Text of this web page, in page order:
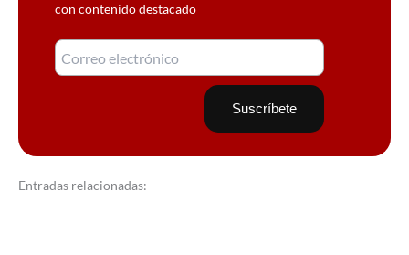
con contenido destacado
Entradas relacionadas: